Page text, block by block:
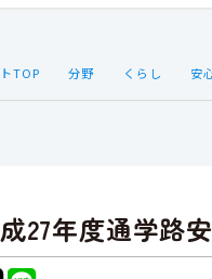
TOP 分野 くらし 安
27年度通学路